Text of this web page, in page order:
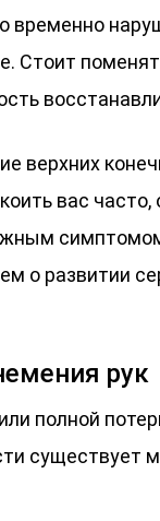
временно
Стоит
верхних
вас
о развитии
рук
полной
существует